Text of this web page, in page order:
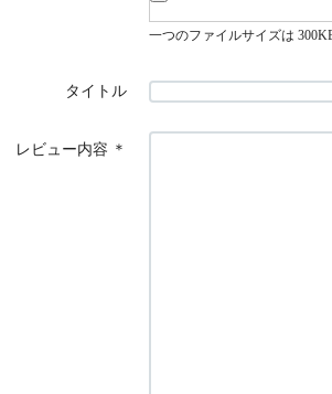
一つのファイルサイズは
タイトル
レビュー内容 ＊